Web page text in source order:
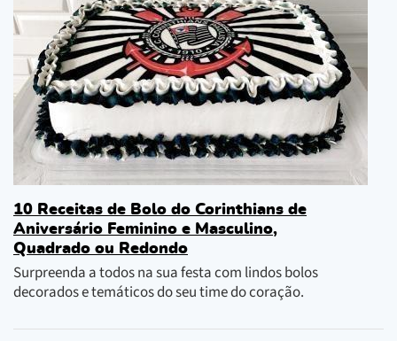
10 Receitas de Bolo do Corinthians de
Aniversário Feminino e Masculino,
Quadrado ou Redondo
Surpreenda a todos na sua festa com lindos bolos
decorados e temáticos do seu time do coração.